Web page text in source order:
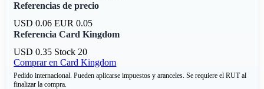
Referencias de precio
USD 0.06EUR 0.05
Referencia Card Kingdom
USD 0.35 Stock 20
Comprar en Card Kingdom
Pedido internacional. Pueden aplicarse impuestos y aranceles. Se requiere el RUT al
finalizar la compra.